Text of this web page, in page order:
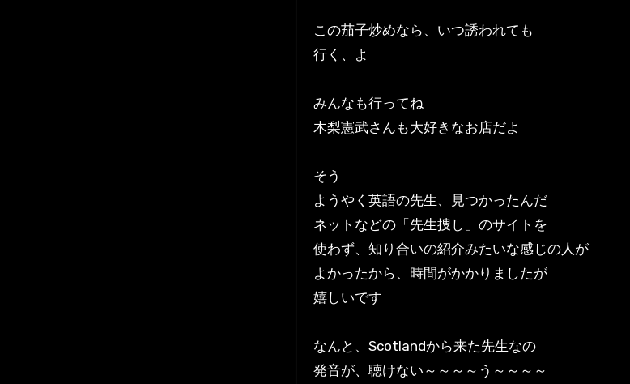
この茄子炒めなら、いつ誘われても
行く、よ
みんなも行ってね
木梨憲武さんも大好きなお店だよ
そう
ようやく英語の先生、見つかったんだ
ネットなどの「先生捜し」のサイトを
使わず、知り合いの紹介みたいな感じの人が
よかったから、時間がかかりましたが
嬉しいです
なんと、Scotlandから来た先生なの
発音が、聴けない～～～～う～～～～